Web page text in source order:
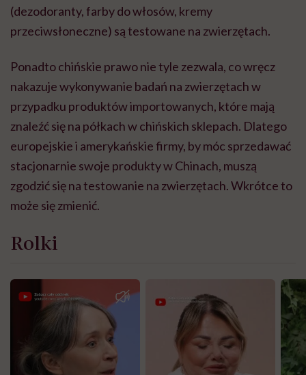
(dezodoranty, farby do włosów, kremy
przeciwsłoneczne) są testowane na zwierzętach.
Ponadto chińskie prawo nie tyle zezwala, co wręcz
nakazuje wykonywanie badań na zwierzętach w
przypadku produktów importowanych, które mają
znaleźć się na półkach w chińskich sklepach. Dlatego
europejskie i amerykańskie firmy, by móc sprzedawać
stacjonarnie swoje produkty w Chinach, muszą
zgodzić się na testowanie na zwierzętach. Wkrótce to
może się zmienić.
Rolki